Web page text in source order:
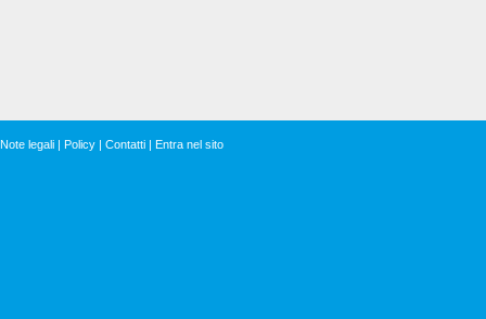
Note legali | Policy | Contatti | Entra nel sito